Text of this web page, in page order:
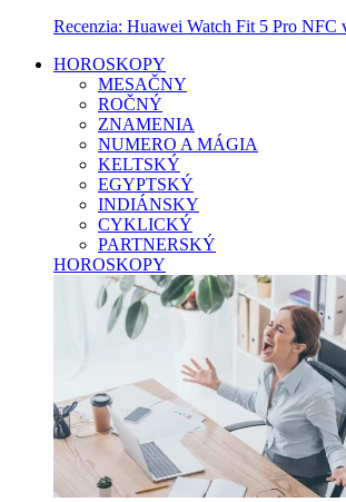
Recenzia: Huawei Watch Fit 5 Pro NFC
HOROSKOPY
MESAČNY
ROČNÝ
ZNAMENIA
NUMERO A MÁGIA
KELTSKÝ
EGYPTSKÝ
INDIÁNSKY
CYKLICKÝ
PARTNERSKÝ
HOROSKOPY